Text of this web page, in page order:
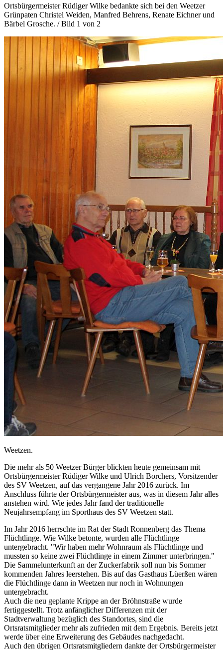
Ortsbürgermeister Rüdiger Wilke bedankte sich bei den Weetzer
Grünpaten Christel Weiden, Manfred Behrens, Renate Eichner und
Bärbel Grosche. / Bild 1 von 2
Weetzen.
Die mehr als 50 Weetzer Bürger blickten heute gemeinsam mit
Ortsbürgermeister Rüdiger Wilke und Ulrich Borchers, Vorsitzender
des SV Weetzen, auf das vergangene Jahr 2016 zurück. Im
Anschluss führte der Ortsbürgermeister aus, was in diesem Jahr alles
anstehen wird. Wie jedes Jahr fand der traditionelle
Neujahrsempfang im Sporthaus des SV Weetzen statt.
Im Jahr 2016 herrschte im Rat der Stadt Ronnenberg das Thema
Flüchtlinge. Wie Wilke betonte, wurden alle Flüchtlinge
untergebracht. "Wir haben mehr Wohnraum als Flüchtlinge und
mussten so keine zwei Flüchtlinge in einem Zimmer unterbringen."
Die Sammelunterkunft an der Zuckerfabrik soll nun bis Sommer
kommenden Jahres leerstehen. Bis auf das Gasthaus Lüerßen wären
die Flüchtlinge dann in Weetzen nur noch in Wohnungen
untergebracht.
Auch die neu geplante Krippe an der Bröhnstraße wurde
fertiggestellt. Trotz anfänglicher Differenzen mit der
Stadtverwaltung bezüglich des Standortes, sind die
Ortsratsmitglieder mehr als zufrieden mit dem Ergebnis. Bereits jetzt
werde über eine Erweiterung des Gebäudes nachgedacht.
Auch den übrigen Ortsratsmitgliedern dankte der Ortsbürgermeister